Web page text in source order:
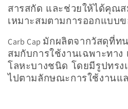
:
สารสกัด และช่วยให้ได้คุณ
เหมาะสมตามการออกแบบ
Carb Cap มักผลิตจากวัสดุที่ท
สมกับการใช้งานเฉพาะทาง
โลหะบางชนิด โดยมีรูปทร
ไปตามลักษณะการใช้งานแ